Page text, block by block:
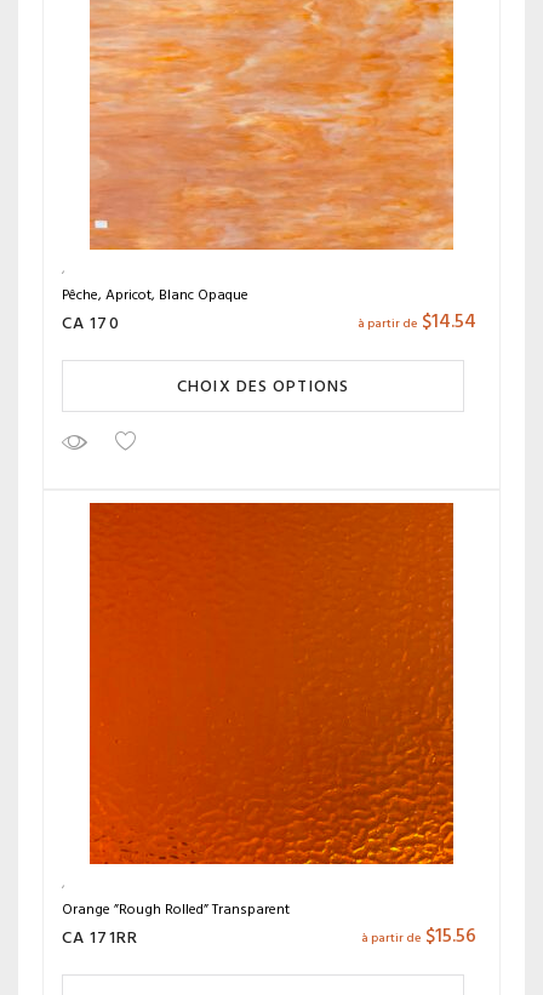
Pêche, Apricot, Blanc Opaque
CA 170 à partir de $14.54
CHOIX DES OPTIONS
Orange ”Rough Rolled” Transparent
CA 171RR à partir de $15.56